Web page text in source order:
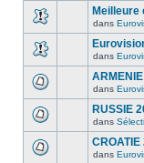
Meilleure
dans
dans
dans
RUSSIE
dans
CROATIE
dans